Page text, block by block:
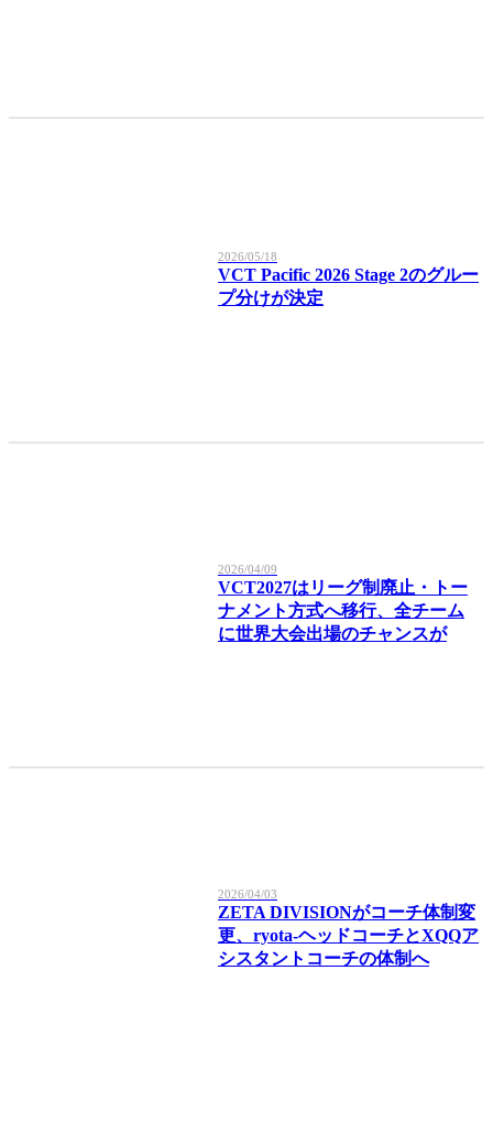
2026/05/18
VCT Pacific 2026 Stage 2のグルー
プ分けが決定
2026/04/09
VCT2027はリーグ制廃止・トー
ナメント方式へ移行、全チーム
に世界大会出場のチャンスが
2026/04/03
ZETA DIVISIONがコーチ体制変
更、ryota-ヘッドコーチとXQQア
シスタントコーチの体制へ